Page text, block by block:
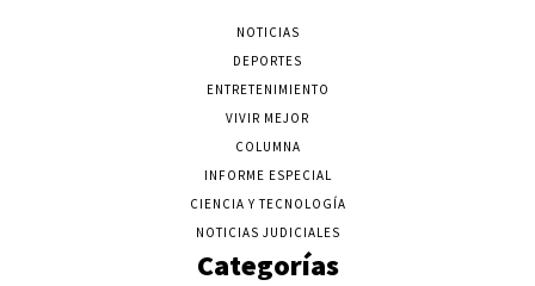
NOTICIAS
DEPORTES
ENTRETENIMIENTO
VIVIR MEJOR
COLUMNA
INFORME ESPECIAL
CIENCIA Y TECNOLOGÍA
NOTICIAS JUDICIALES
Categorías